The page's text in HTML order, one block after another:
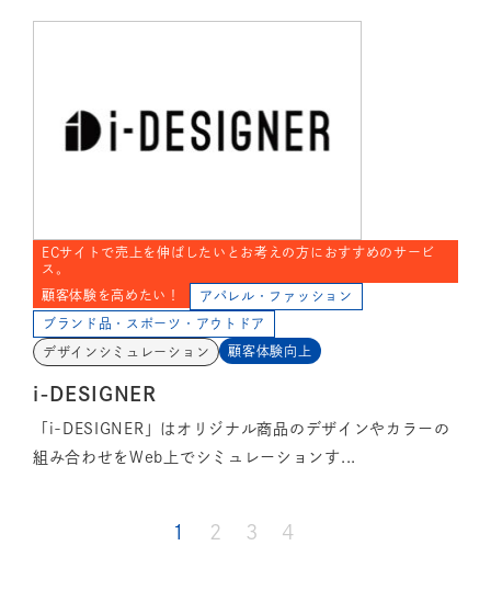
ECサイトで売上を伸ばしたいとお考えの方におすすめのサービ
ス。
顧客体験を高めたい！
アパレル・ファッション
ブランド品・スポーツ・アウトドア
デザインシミュレーション 顧客体験向上
i-DESIGNER
「i-DESIGNER」はオリジナル商品のデザインやカラーの
組み合わせをWeb上でシミュレーションす...
1 2 3 4